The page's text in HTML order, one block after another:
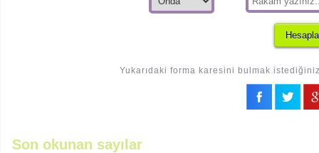
Yukarıdaki forma karesini bulmak
Son okunan sayılar